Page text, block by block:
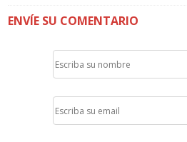
ENVÍE SU COMENTARIO